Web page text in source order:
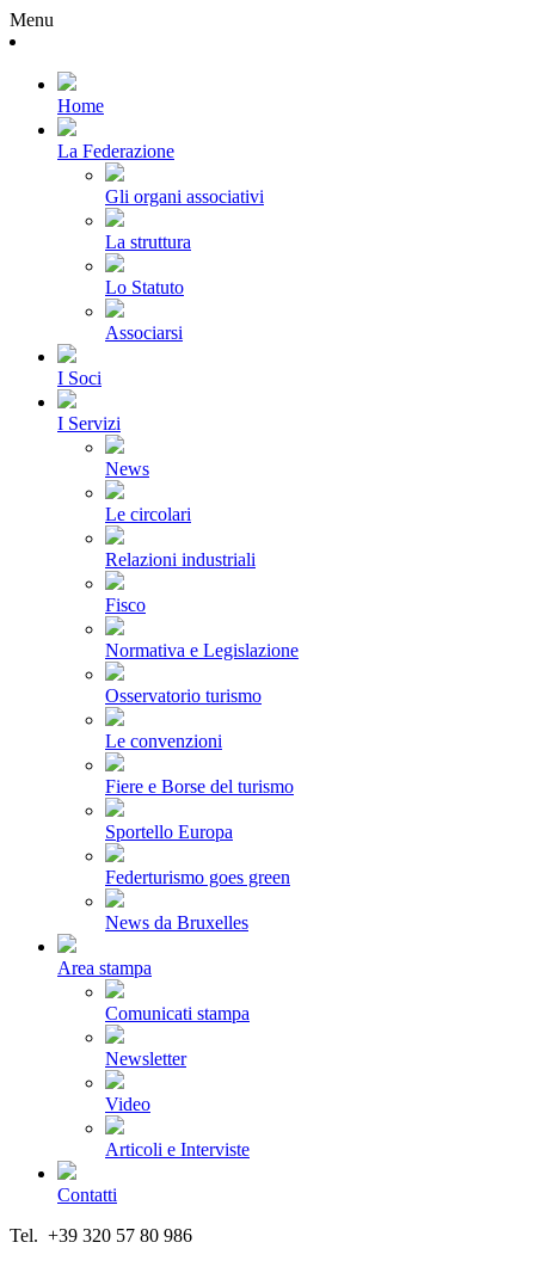
Menu
Home
La Federazione
Gli organi associativi
La struttura
Lo Statuto
Associarsi
I Soci
I Servizi
News
Le circolari
Relazioni industriali
Fisco
Normativa e Legislazione
Osservatorio turismo
Le convenzioni
Fiere e Borse del turismo
Sportello Europa
Federturismo goes green
News da Bruxelles
Area stampa
Comunicati stampa
Newsletter
Video
Articoli e Interviste
Contatti
Tel. +39 320 57 80 986